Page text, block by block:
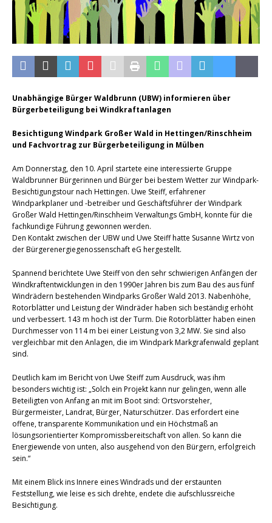
Unabhängige Bürger Waldbrunn (UBW) informieren über
Bürgerbeteiligung bei Windkraftanlagen
Besichtigung Windpark Großer Wald in Hettingen/Rinschheim
und Fachvortrag zur Bürgerbeteiligung in Mülben
Am Donnerstag, den 10. April startete eine interessierte Gruppe
Waldbrunner Bürgerinnen und Bürger bei bestem Wetter zur Windpark-
Besichtigungstour nach Hettingen. Uwe Steiff, erfahrener
Windparkplaner und -betreiber und Geschäftsführer der Windpark
Großer Wald Hettingen/Rinschheim Verwaltungs GmbH, konnte für die
fachkundige Führung gewonnen werden.
Den Kontakt zwischen der UBW und Uwe Steiff hatte Susanne Wirtz von
der Bürgerenergiegenossenschaft eG hergestellt.
Spannend berichtete Uwe Steiff von den sehr schwierigen Anfängen der
Windkraftentwicklungen in den 1990er Jahren bis zum Bau des aus fünf
Windrädern bestehenden Windparks Großer Wald 2013. Nabenhöhe,
Rotorblätter und Leistung der Windräder haben sich beständig erhöht
und verbessert. 143 m hoch ist der Turm. Die Rotorblätter haben einen
Durchmesser von 114 m bei einer Leistung von 3,2 MW. Sie sind also
vergleichbar mit den Anlagen, die im Windpark Markgrafenwald geplant
sind.
Deutlich kam im Bericht von Uwe Steiff zum Ausdruck, was ihm
besonders wichtig ist: „Solch ein Projekt kann nur gelingen, wenn alle
Beteiligten von Anfang an mit im Boot sind: Ortsvorsteher,
Bürgermeister, Landrat, Bürger, Naturschützer. Das erfordert eine
offene, transparente Kommunikation und ein Höchstmaß an
lösungsorientierter Kompromissbereitschaft von allen. So kann die
Energiewende von unten, also ausgehend von den Bürgern, erfolgreich
sein.“
Mit einem Blick ins Innere eines Windrads und der erstaunten
Feststellung, wie leise es sich drehte, endete die aufschlussreiche
Besichtigung.